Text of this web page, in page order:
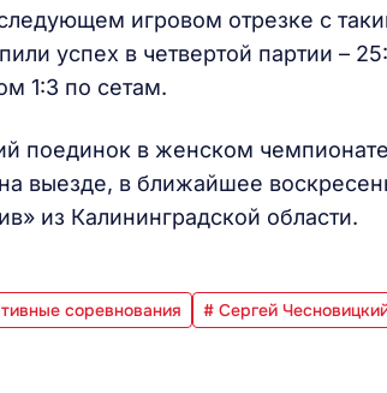
игровом отрезке с
успех в четвертой партии –
1:3 по сетам.
поединок в женском
выезде, в ближайшее
из Калининградской области.
соревнования # Сергей